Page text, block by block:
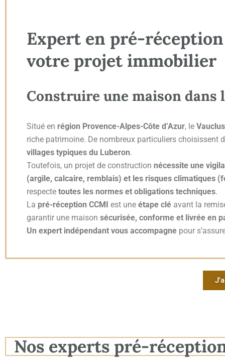
Expert en pré-réception
votre projet immobilier
Construire une maison dans
Situé en région Provence-Alpes-Côte d’Azur, le
riche patrimoine. De nombreux particuliers choisissent
villages typiques du Luberon.
Toutefois, un projet de construction nécessite une
(argile, calcaire, remblais) et les risques climatiques
respecte toutes les normes et obligations techniques.
La pré-réception CCMI est une étape clé avant la
garantir une maison sécurisée, conforme et livrée en
Un expert indépendant vous accompagne pour
Nos experts pré-